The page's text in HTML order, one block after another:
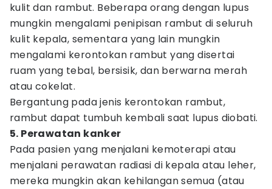
kulit dan rambut. Beberapa orang dengan lupus
mungkin mengalami penipisan rambut di seluruh
kulit kepala, sementara yang lain mungkin
mengalami kerontokan rambut yang disertai
ruam yang tebal, bersisik, dan berwarna merah
atau cokelat.
Bergantung pada jenis kerontokan rambut,
rambut dapat tumbuh kembali saat lupus diobati.
5. Perawatan kanker
Pada pasien yang menjalani kemoterapi atau
menjalani perawatan radiasi di kepala atau leher,
mereka mungkin akan kehilangan semua (atau